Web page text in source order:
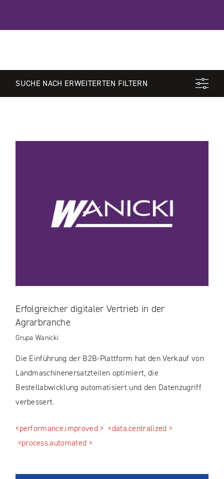
SUCHE NACH ERWEITERTEN FILTERN
Erfolgreicher digitaler Vertrieb in der
Agrarbranche
Grupa Wanicki
Die Einführung der B2B-Plattform hat den Verkauf von
Landmaschinenersatzteilen optimiert, die
Bestellabwicklung automatisiert und den Datenzugriff
verbessert.
<performance.improved > <data.centralized >
<process.automated >